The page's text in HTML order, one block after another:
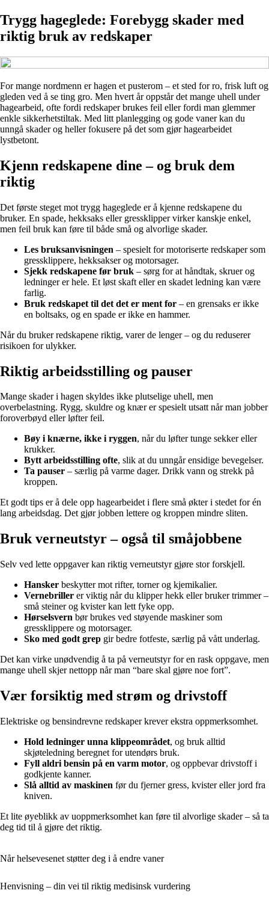
Trygg hageglede: Forebygg skader med
riktig bruk av redskaper
For mange nordmenn er hagen et pusterom – et sted for ro, frisk luft og
gleden ved å se ting gro. Men hvert år oppstår det mange uhell under
hagearbeid, ofte fordi redskaper brukes feil eller fordi man glemmer
enkle sikkerhetstiltak. Med litt planlegging og gode vaner kan du
unngå skader og heller fokusere på det som gjør hagearbeidet
lystbetont.
Kjenn redskapene dine – og bruk dem
riktig
Det første steget mot trygg hageglede er å kjenne redskapene du
bruker. En spade, hekksaks eller gressklipper virker kanskje enkel,
men feil bruk kan føre til både små og alvorlige skader.
Les bruksanvisningen – spesielt for motoriserte redskaper som
gressklippere, hekksakser og motorsager.
Sjekk redskapene før bruk – sørg for at håndtak, skruer og
ledninger er hele. Et løst skaft eller en skadet ledning kan være
farlig.
Bruk redskapet til det det er ment for – en grensaks er ikke
en boltsaks, og en spade er ikke en hammer.
Når du bruker redskapene riktig, varer de lenger – og du reduserer
risikoen for ulykker.
Riktig arbeidsstilling og pauser
Mange skader i hagen skyldes ikke plutselige uhell, men
overbelastning. Rygg, skuldre og knær er spesielt utsatt når man jobber
foroverbøyd eller løfter feil.
Bøy i knærne, ikke i ryggen, når du løfter tunge sekker eller
krukker.
Bytt arbeidsstilling ofte, slik at du unngår ensidige bevegelser.
Ta pauser – særlig på varme dager. Drikk vann og strekk på
kroppen.
Et godt tips er å dele opp hagearbeidet i flere små økter i stedet for én
lang arbeidsdag. Det gjør jobben lettere og kroppen mindre sliten.
Bruk verneutstyr – også til småjobbene
Selv ved lette oppgaver kan riktig verneutstyr gjøre stor forskjell.
Hansker beskytter mot rifter, torner og kjemikalier.
Vernebriller er viktig når du klipper hekk eller bruker trimmer –
små steiner og kvister kan lett fyke opp.
Hørselsvern bør brukes ved støyende maskiner som
gressklippere og motorsager.
Sko med godt grep gir bedre fotfeste, særlig på vått underlag.
Det kan virke unødvendig å ta på verneutstyr for en rask oppgave, men
mange uhell skjer nettopp når man “bare skal gjøre noe fort”.
Vær forsiktig med strøm og drivstoff
Elektriske og bensindrevne redskaper krever ekstra oppmerksomhet.
Hold ledninger unna klippeområdet, og bruk alltid
skjøteledning beregnet for utendørs bruk.
Fyll aldri bensin på en varm motor, og oppbevar drivstoff i
godkjente kanner.
Slå alltid av maskinen før du fjerner gress, kvister eller jord fra
kniven.
Et lite øyeblikk av uoppmerksomhet kan føre til alvorlige skader – så ta
deg tid til å gjøre det riktig.
Når helsevesenet støtter deg i å endre vaner
Henvisning – din vei til riktig medisinsk vurdering